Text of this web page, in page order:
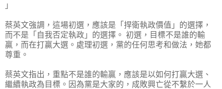
」
蔡英文強調，這場初選，應該是「捍衛執政價值」的選擇，
而不是「自我否定執政」的選擇。 初選，目標不是誰的輸
贏，而在打贏大選。處理初選，黨的任何思考和做法，她都
尊重。
蔡英文指出，重點不是誰的輸贏，應該是以如何打贏大選、
繼續執政為目標。因為黨是大家的，成敗興亡從不繫於一人